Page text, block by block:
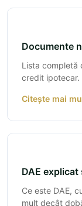
Documente
Lista completă
credit ipotecar.
Citește mai
DAE explicat
Ce este DAE,
mult decât